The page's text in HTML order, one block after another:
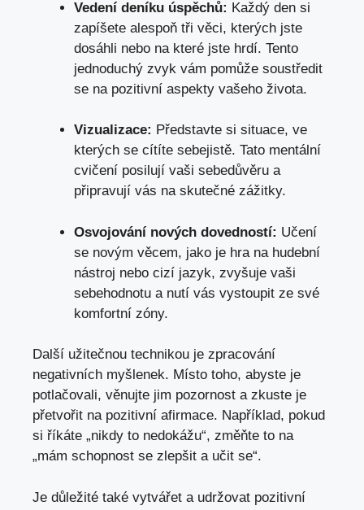
Vedení deníku úspěchů: Každý den si
zapíšete alespoň tři věci, kterých jste
dosáhli nebo na které jste hrdí. Tento
jednoduchý zvyk vám pomůže soustředit
se na pozitivní aspekty vašeho života.
Vizualizace: Představte si situace, ve
kterých se cítíte sebejistě. Tato mentální
cvičení posilují vaši sebedůvěru a
připravují vás na skutečné zážitky.
Osvojování nových dovedností: Učení
se novým věcem, jako je hra na hudební
nástroj nebo cizí jazyk, zvyšuje vaši
sebehodnotu a nutí vás vystoupit ze své
komfortní zóny.
Další užitečnou technikou je zpracování
negativních myšlenek. Místo toho, abyste je
potlačovali, věnujte jim pozornost a zkuste je
přetvořit na pozitivní afirmace. Například, pokud
si říkáte „nikdy to nedokážu“, změňte to na
„mám schopnost se zlepšit a učit se“.
Je důležité také vytvářet a udržovat pozitivní